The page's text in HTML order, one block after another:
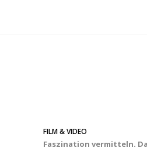
FILM & VIDEO
Faszination vermitteln.